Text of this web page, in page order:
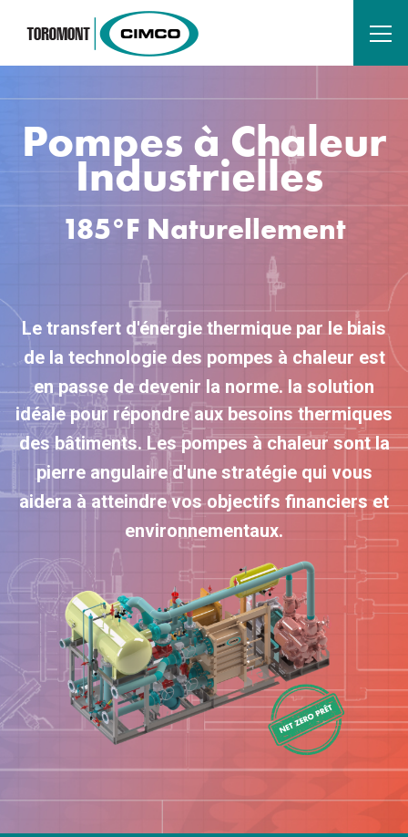
Pompes à Chaleur
Industrielles
185°F Naturellement
Le transfert d'énergie thermique par le biais
de la technologie des pompes à chaleur est
en passe de devenir la norme. la solution
idéale pour répondre aux besoins thermiques
des bâtiments. Les pompes à chaleur sont la
pierre angulaire d'une stratégie qui vous
aidera à atteindre vos objectifs financiers et
environnementaux.